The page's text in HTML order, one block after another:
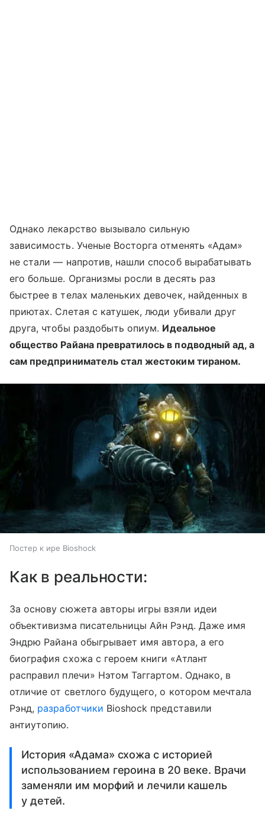
Однако лекарство вызывало сильную
зависимость. Ученые Восторга отменять «Адам»
не стали — напротив, нашли способ вырабатывать
его больше. Организмы росли в десять раз
быстрее в телах маленьких девочек, найденных в
приютах. Слетая с катушек, люди убивали друг
друга, чтобы раздобыть опиум. Идеальное
общество Райана превратилось в подводный ад, а
сам предприниматель стал жестоким тираном.
Постер к ире Bioshock
Как в реальности:
За основу сюжета авторы игры взяли идеи
объективизма писательницы Айн Рэнд. Даже имя
Эндрю Райана обыгрывает имя автора, а его
биография схожа с героем книги «Атлант
расправил плечи» Нэтом Таггартом. Однако, в
отличие от светлого будущего, о котором мечтала
Рэнд, разработчики Bioshock представили
антиутопию.
История «Адама» схожа с историей
использованием героина в 20 веке. Врачи
заменяли им морфий и лечили кашель
у детей.